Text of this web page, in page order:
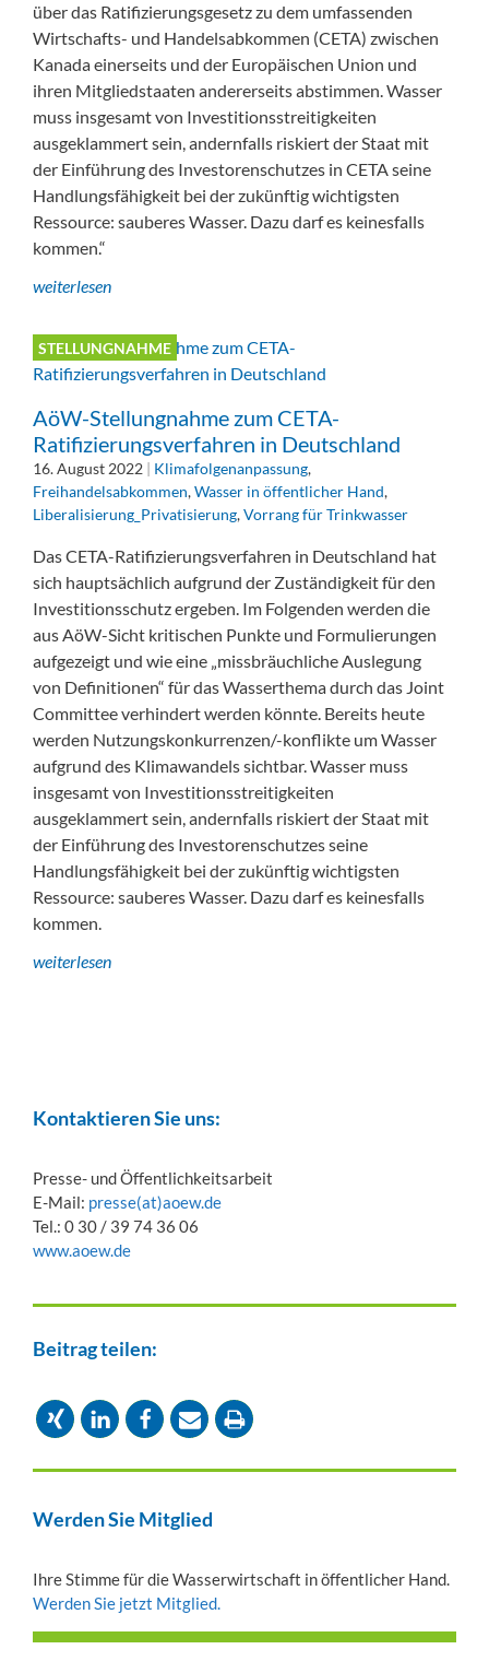
über das Ratifizierungsgesetz zu dem umfassenden
Wirtschafts- und Handelsabkommen (CETA) zwischen
Kanada einerseits und der Europäischen Union und
ihren Mitgliedstaaten andererseits abstimmen. Wasser
muss insgesamt von Investitionsstreitigkeiten
ausgeklammert sein, andernfalls riskiert der Staat mit
der Einführung des Investorenschutzes in CETA seine
Handlungsfähigkeit bei der zukünftig wichtigsten
Ressource: sauberes Wasser. Dazu darf es keinesfalls
kommen.“
weiterlesen
STELLUNGNAHME
AöW-Stellungnahme zum CETA-
Ratifizierungsverfahren in Deutschland
16. August 2022 | Klimafolgenanpassung,
Freihandelsabkommen,Wasser in öffentlicher Hand,
Liberalisierung_Privatisierung,Vorrang für Trinkwasser
Das CETA-Ratifizierungsverfahren in Deutschland hat
sich hauptsächlich aufgrund der Zuständigkeit für den
Investitionsschutz ergeben. Im Folgenden werden die
aus AöW-Sicht kritischen Punkte und Formulierungen
aufgezeigt und wie eine „missbräuchliche Auslegung
von Definitionen“ für das Wasserthema durch das Joint
Committee verhindert werden könnte. Bereits heute
werden Nutzungskonkurrenzen/-konflikte um Wasser
aufgrund des Klimawandels sichtbar. Wasser muss
insgesamt von Investitionsstreitigkeiten
ausgeklammert sein, andernfalls riskiert der Staat mit
der Einführung des Investorenschutzes seine
Handlungsfähigkeit bei der zukünftig wichtigsten
Ressource: sauberes Wasser. Dazu darf es keinesfalls
kommen.
weiterlesen
Kontaktieren Sie uns:
Presse- und Öffentlichkeitsarbeit
E-Mail: presse(at)aoew.de
Tel.: 0 30 / 39 74 36 06
www.aoew.de
Beitrag teilen:
Werden Sie Mitglied
Ihre Stimme für die Wasserwirtschaft in öffentlicher Hand.
Werden Sie jetzt Mitglied.